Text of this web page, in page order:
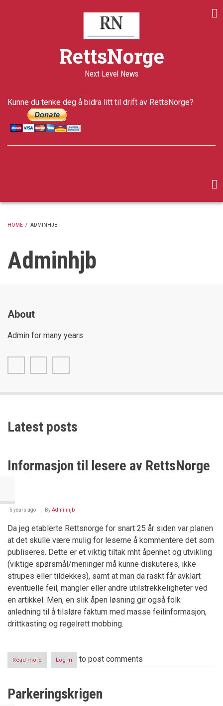
RettsNorge
Next Level News
Kunne du tenke deg å bidra litt til drift av RettsNorge?
HOME / ADMINHJB
Adminhjb
About
Admin for many years
Latest posts
Informasjon til lesere av RettsNorge
5 years ago ByAdminhjb
Da jeg etablerte Rettsnorge for snart 25 år siden var planen
at det skulle være mulig for leserne å kommentere det som
publiseres. Dette er et viktig tiltak mht åpenhet og utvikling
(viktige spørsmål/meninger må kunne diskuteres, ikke
strupes eller tildekkes), samt at man da raskt får avklart
eventuelle feil, mangler eller andre utilstrekkeligheter ved
en artikkel. Men, en slik åpen løsning gir også folk
anledning til å tilsløre faktum med masse feilinformasjon,
drittkasting og regelrett mobbing.
Read more about
Informasjon
av
RettsNorge
Log in to post comments
Parkeringskrigen